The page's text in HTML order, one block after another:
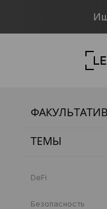
ФАКУЛЬТАТИВ
ТЕМЫ
DeFi
Безопасность